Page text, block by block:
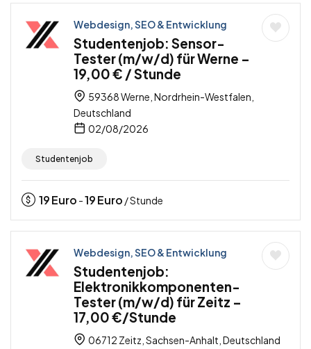
Webdesign, SEO & Entwicklung
Studentenjob: Sensor-
Tester (m/w/d) für Werne –
19,00 € / Stunde
59368 Werne, Nordrhein-Westfalen,
Deutschland
02/08/2026
Studentenjob
19Euro -19Euro / Stunde
Webdesign, SEO & Entwicklung
Studentenjob:
Elektronikkomponenten-
Tester (m/w/d) für Zeitz –
17,00 €/Stunde
06712 Zeitz, Sachsen-Anhalt, Deutschland